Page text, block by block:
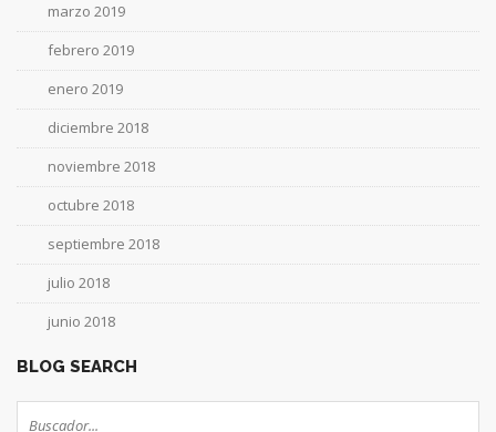
marzo 2019
febrero 2019
enero 2019
diciembre 2018
noviembre 2018
octubre 2018
septiembre 2018
julio 2018
junio 2018
BLOG SEARCH